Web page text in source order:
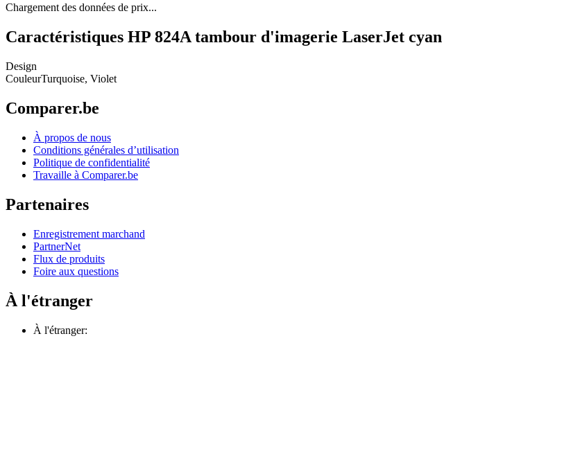
Chargement des données de prix...
Caractéristiques HP 824A tambour d'imagerie LaserJet cyan
Design
CouleurTurquoise, Violet
Comparer.be
À propos de nous
Conditions générales d’utilisation
Politique de confidentialité
Travaille à Comparer.be
Partenaires
Enregistrement marchand
PartnerNet
Flux de produits
Foire aux questions
À l'étranger
À l'étranger: